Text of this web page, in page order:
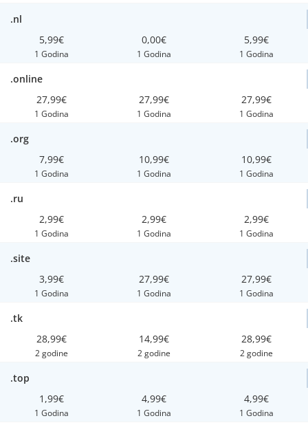
.nl
5,99€
1 Godina
0,00€
1 Godina
5,99€
1 Godina
.online
27,99€
1 Godina
27,99€
1 Godina
27,99€
1 Godina
.org
7,99€
1 Godina
10,99€
1 Godina
10,99€
1 Godina
.ru
2,99€
1 Godina
2,99€
1 Godina
2,99€
1 Godina
.site
3,99€
1 Godina
27,99€
1 Godina
27,99€
1 Godina
.tk
28,99€
2 godine
14,99€
2 godine
28,99€
2 godine
.top
1,99€
1 Godina
4,99€
1 Godina
4,99€
1 Godina